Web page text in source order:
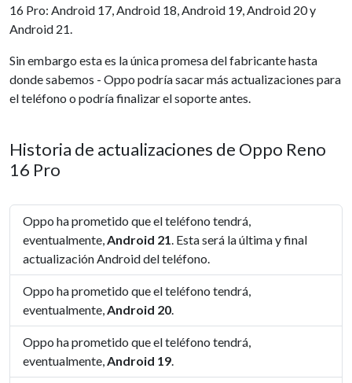
16 Pro: Android 17, Android 18, Android 19, Android 20 y
Android 21.
Sin embargo esta es la única promesa del fabricante hasta
donde sabemos - Oppo podría sacar más actualizaciones para
el teléfono o podría finalizar el soporte antes.
Historia de actualizaciones de Oppo Reno
16 Pro
Oppo ha prometido que el teléfono tendrá,
eventualmente,Android 21. Esta será la última y final
actualización Android del teléfono.
Oppo ha prometido que el teléfono tendrá,
eventualmente,Android 20.
Oppo ha prometido que el teléfono tendrá,
eventualmente,Android 19.